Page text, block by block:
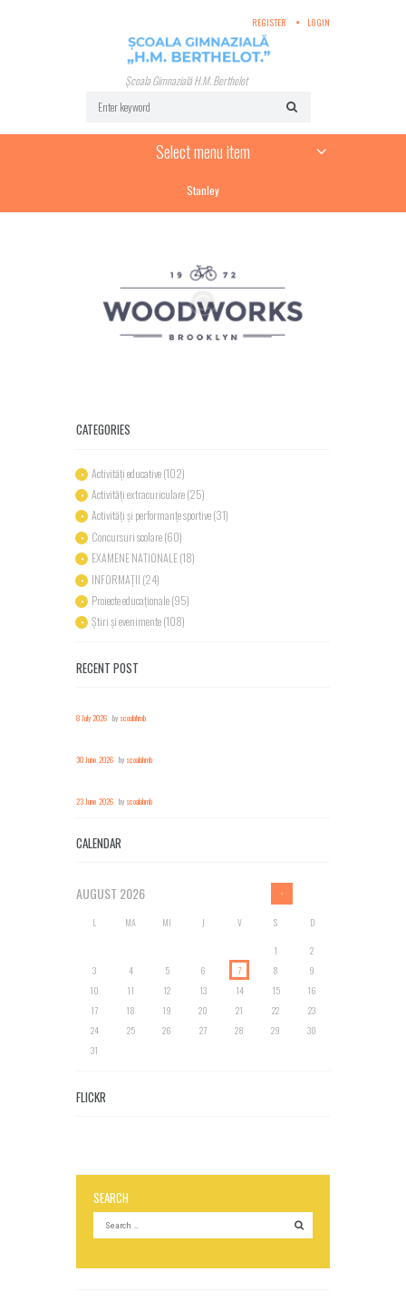
REGISTER LOGIN
Școala Gimnazială H.M. Berthelot
Select menu item
Stanley
CATEGORIES
Activități educative(102)
Activități extracuriculare(25)
Activități și performanțe sportive(31)
Concursuri scolare(60)
EXAMENE NATIONALE(18)
INFORMAȚII (24)
Proiecte educaționale(95)
Știri și evenimente(108)
RECENT POST
8 July 2026 by scoalahmb
30 June 2026 by scoalahmb
23 June 2026 by scoalahmb
CALENDAR
AUGUST 2026
L MA MI J V S D
1
2
3
4 5 6 7 8
9
10
11 12 13 14 15
16
17
18 19 20 21 22
23
24
25 26 27 28 29
30
31
FLICKR
SEARCH